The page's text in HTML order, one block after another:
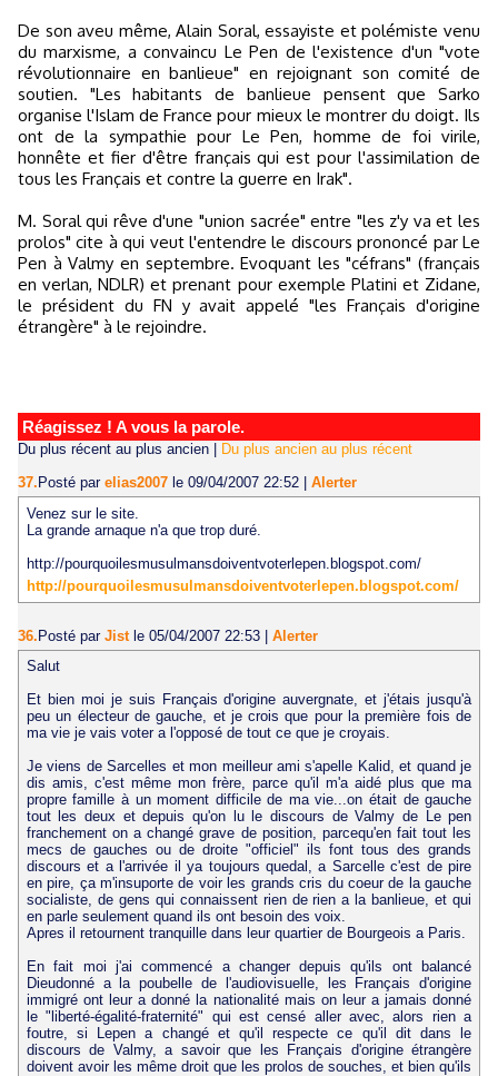
De son aveu même, Alain Soral, essayiste et polémiste venu
du marxisme, a convaincu Le Pen de l'existence d'un "vote
révolutionnaire en banlieue" en rejoignant son comité de
soutien. "Les habitants de banlieue pensent que Sarko
organise l'Islam de France pour mieux le montrer du doigt. Ils
ont de la sympathie pour Le Pen, homme de foi virile,
honnête et fier d'être français qui est pour l'assimilation de
tous les Français et contre la guerre en Irak".
M. Soral qui rêve d'une "union sacrée" entre "les z'y va et les
prolos" cite à qui veut l'entendre le discours prononcé par Le
Pen à Valmy en septembre. Evoquant les "céfrans" (français
en verlan, NDLR) et prenant pour exemple Platini et Zidane,
le président du FN y avait appelé "les Français d'origine
étrangère" à le rejoindre.
Réagissez ! A vous la parole.
Du plus récent au plus ancien
Du plus ancien au plus récent
37. Posté par elias2007 le 09/04/2007 22:52
Alerter
Venez sur le site.
La grande arnaque n'a que trop duré.
http://pourquoilesmusulmansdoiventvoterlepen.blogspot.com/
http://pourquoilesmusulmansdoiventvoterlepen.blogspot.com/
36.Posté par Jist le 05/04/2007 22:53 | Alerter
Salut
Et bien moi je suis Français d'origine auvergnate, et j'étais jusqu'à
peu un électeur de gauche, et je crois que pour la première fois de
ma vie je vais voter a l'opposé de tout ce que je croyais.
Je viens de Sarcelles et mon meilleur ami s'apelle Kalid, et quand je
dis amis, c'est même mon frère, parce qu'il m'a aidé plus que ma
propre famille à un moment difficile de ma vie...on était de gauche
tout les deux et depuis qu'on lu le discours de Valmy de Le pen
franchement on a changé grave de position, parcequ'en fait tout les
mecs de gauches ou de droite "officiel" ils font tous des grands
discours et a l'arrivée il ya toujours quedal, a Sarcelle c'est de pire
en pire, ça m'insuporte de voir les grands cris du coeur de la gauche
socialiste, de gens qui connaissent rien de rien a la banlieue, et qui
en parle seulement quand ils ont besoin des voix.
Apres il retournent tranquille dans leur quartier de Bourgeois a Paris.
En fait moi j'ai commencé a changer depuis qu'ils ont balancé
Dieudonné a la poubelle de l'audiovisuelle, les Français d'origine
immigré ont leur a donné la nationalité mais on leur a jamais donné
le "liberté-égalité-fraternité" qui est censé aller avec, alors rien a
foutre, si Lepen a changé et qu'il respecte ce qu'il dit dans le
discours de Valmy, a savoir que les Français d'origine étrangère
doivent avoir les même droit que les prolos de souches, et bien qu'ils